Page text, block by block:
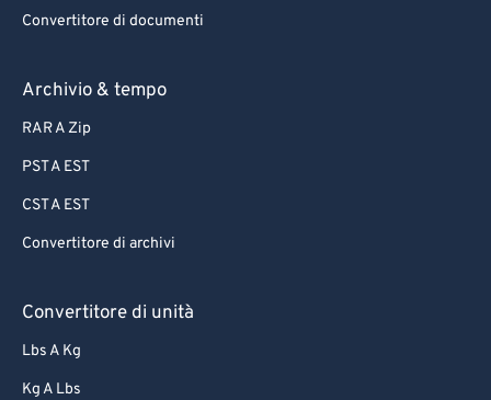
Convertitore di documenti
Archivio & tempo
RAR A Zip
PST A EST
CST A EST
Convertitore di archivi
Convertitore di unità
Lbs A Kg
Kg A Lbs